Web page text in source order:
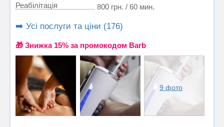
Реабілітація
800 грн. / 60 мин.
➡️ Усі послуги та ціни (176)
🎁 Знижка 15% за промокодом Barb
9 фото